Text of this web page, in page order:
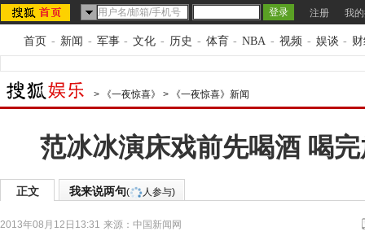
注册 我
首页 - 新闻 - 军事 - 文化 - 历史 - 体育 - NBA - 视频 - 娱谈 -
> 《一夜惊喜》 > 《一夜惊喜》新闻
范冰冰演床戏前先喝酒 喝
正文 我来说两句( 人参与)
2013年08月12日13:31 来源： 中国新闻网